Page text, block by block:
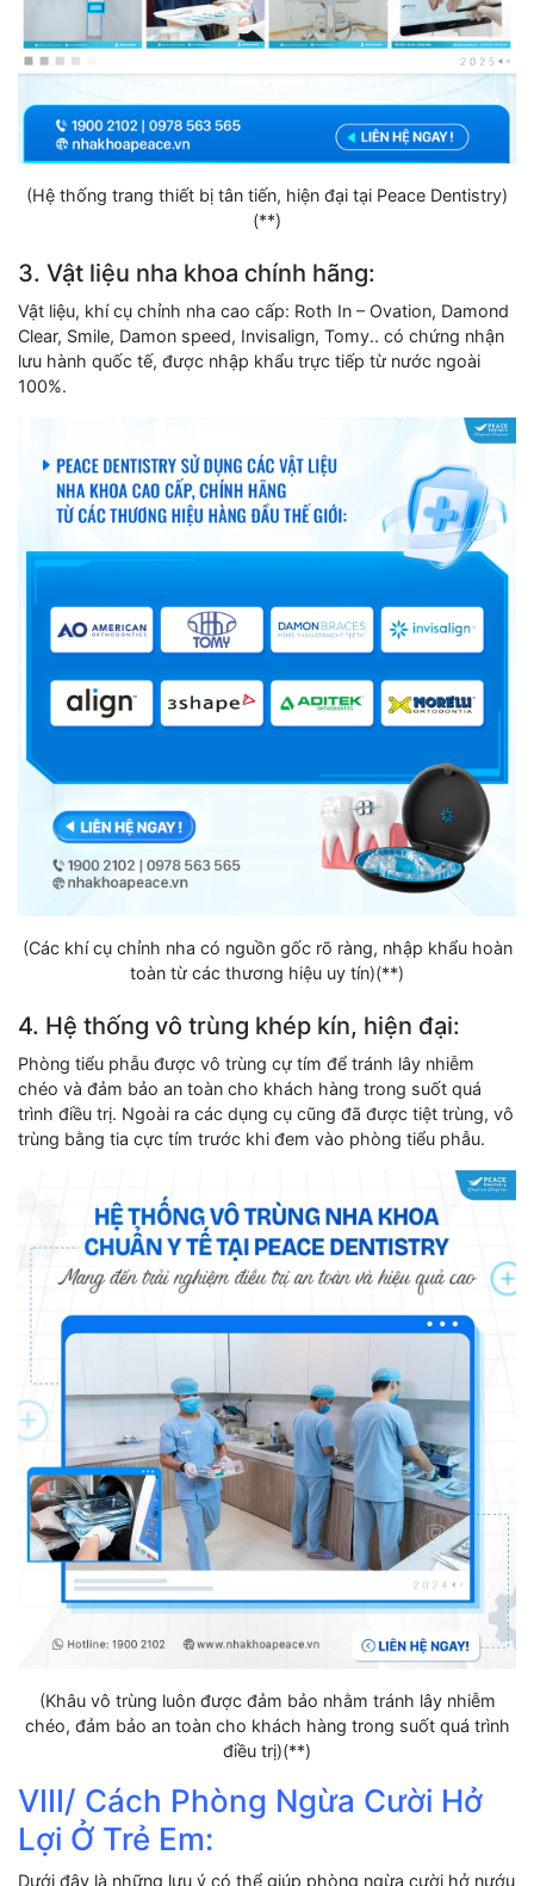
(Hệ thống trang thiết bị tân tiến, hiện đại tại Peace Dentistry)
(**)
3. Vật liệu nha khoa chính hãng:
Vật liệu, khí cụ chỉnh nha cao cấp: Roth In – Ovation, Damond
Clear, Smile, Damon speed, Invisalign, Tomy.. có chứng nhận
lưu hành quốc tế, được nhập khẩu trực tiếp từ nước ngoài
100%.
(Các khí cụ chỉnh nha có nguồn gốc rõ ràng, nhập khẩu hoàn
toàn từ các thương hiệu uy tín)(**)
4. Hệ thống vô trùng khép kín, hiện đại:
Phòng tiểu phẫu được vô trùng cự tím để tránh lây nhiễm
chéo và đảm bảo an toàn cho khách hàng trong suốt quá
trình điều trị. Ngoài ra các dụng cụ cũng đã được tiệt trùng, vô
trùng bằng tia cực tím trước khi đem vào phòng tiểu phẫu.
(Khâu vô trùng luôn được đảm bảo nhằm tránh lây nhiễm
chéo, đảm bảo an toàn cho khách hàng trong suốt quá trình
điều trị)(**)
VIII/ Cách Phòng Ngừa Cười Hở
Lợi Ở Trẻ Em:
Dưới đây là những lưu ý có thể giúp phòng ngừa cười hở nướu